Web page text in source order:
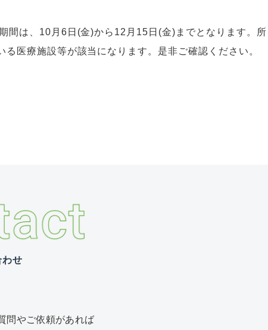
間は、10月6日(金)から12月15日(金)までとなります。所
医療施設等が該当になります。是非ご確認ください。
わせ
問やご依頼があれば